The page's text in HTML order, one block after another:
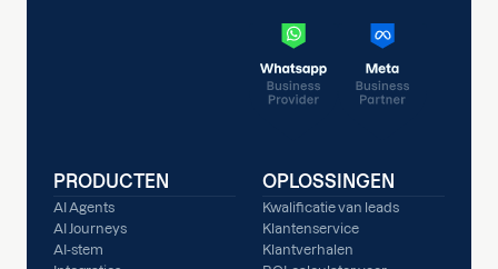
PRODUCTEN
AI Agents
AI Journeys
AI-stem
OPLOSSINGEN
Kwalificatie van leads
Klantenservice
Klantverhalen